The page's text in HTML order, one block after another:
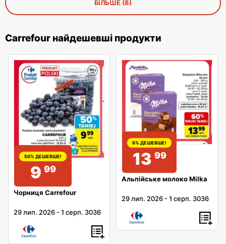
БІЛЬШЕ (8)
Carrefour найдешевші продукти
50% ДЕШЕВШЕ!
9 99
Чорниця Carrefour
29 лип. 2026 -1 серп. 3036
6% ДЕШЕВШЕ!
13 99
Альпійське молоко Milka
29 лип. 2026 -1 серп. 3036